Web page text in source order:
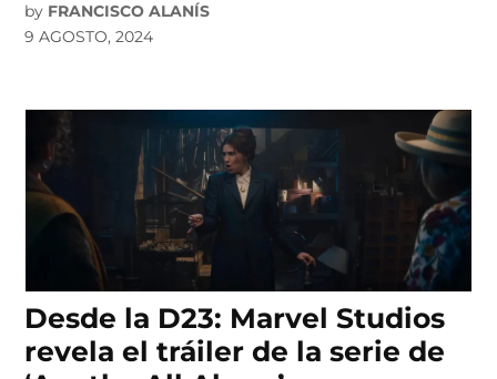
by FRANCISCO ALANÍS
9 AGOSTO, 2024
Desde la D23: Marvel Studios
revela el tráiler de la serie de